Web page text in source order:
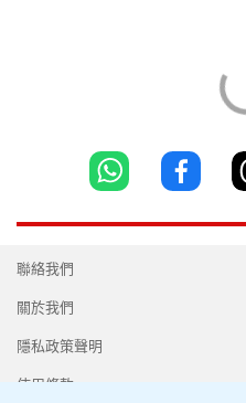
聯絡我們
關於我們
隱私政策聲明
使用條款